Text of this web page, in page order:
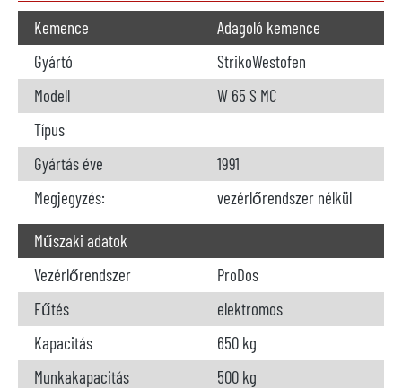
Kemence
Adagoló kemence
Gyártó
StrikoWestofen
Modell
W 65 S MC
Típus
Gyártás éve
1991
Megjegyzés:
vezérlőrendszer nélkül
Műszaki adatok
Vezérlőrendszer
ProDos
Fűtés
elektromos
Kapacitás
650 kg
Munkakapacitás
500 kg